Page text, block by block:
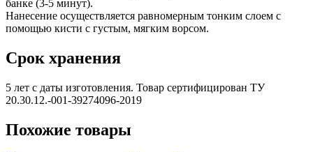
банке (3-5 минут).
Нанесение осуществляется равномерным тонким слоем с
помощью кисти с густым, мягким ворсом.
Срок хранения
5 лет с даты изготовления. Товар сертифицирован ТУ
20.30.12.-001-39274096-2019
Похожие товары